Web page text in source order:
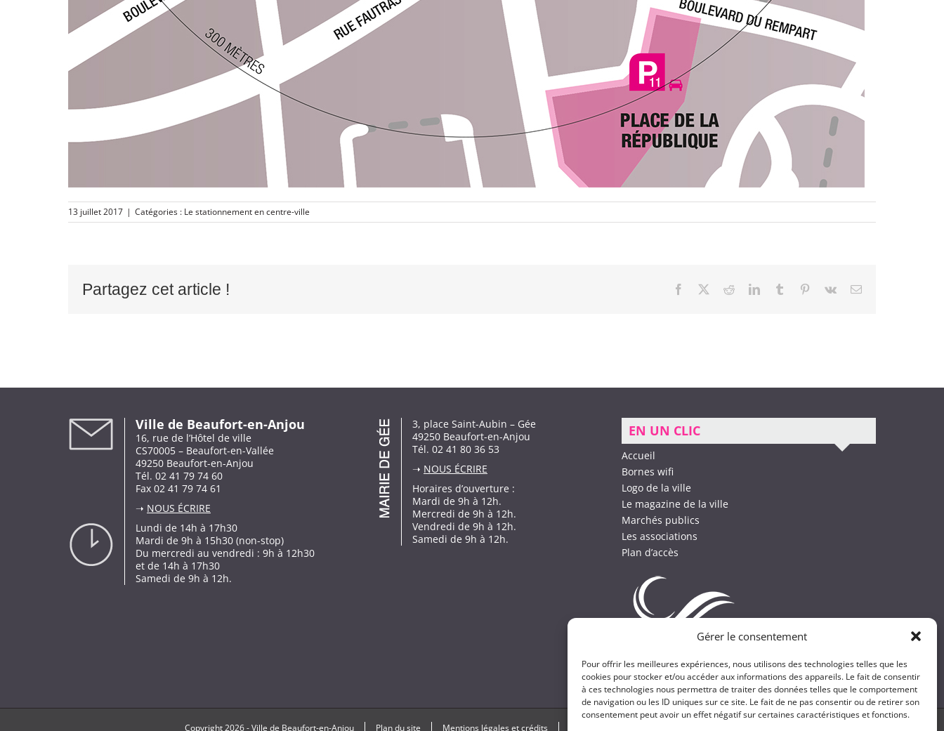
Gérer le consentement
Pour offrir les meilleures expériences, nous utilisons des technologies telles que les
cookies pour stocker et/ou accéder aux informations des appareils. Le fait de consentir
à ces technologies nous permettra de traiter des données telles que le comportement
de navigation ou les ID uniques sur ce site. Le fait de ne pas consentir ou de retirer son
consentement peut avoir un effet négatif sur certaines caractéristiques et fonctions.
13 juillet 2017 | Catégories : Le stationnement en centre-ville
Partagez cet article ! Facebook RedditLinkedInTumblr Pinterest
Vk Email
Ville de Beaufort-en-Anjou
16, rue de l’Hôtel de ville
CS70005 – Beaufort-en-Vallée
49250 Beaufort-en-Anjou
Tél. 02 41 79 74 60
Fax 02 41 79 74 61
➝ NOUS ÉCRIRE
Lundi de 14h à 17h30
Mardi de 9h à 15h30 (non-stop)
Du mercredi au vendredi : 9h à 12h30
et de 14h à 17h30
Samedi de 9h à 12h.
3, place Saint-Aubin – Gée
49250 Beaufort-en-Anjou
Tél. 02 41 80 36 53
➝ NOUS ÉCRIRE
Horaires d’ouverture :
Mardi de 9h à 12h.
Mercredi de 9h à 12h.
Vendredi de 9h à 12h.
Samedi de 9h à 12h.
EN UN CLIC
Accueil
Bornes wifi
Logo de la ville
Le magazine de la ville
Marchés publics
Les associations
Plan d’accès
Copyright2026 -Ville de Beaufort-en-Anjou Plan du site Mentions légales et crédits